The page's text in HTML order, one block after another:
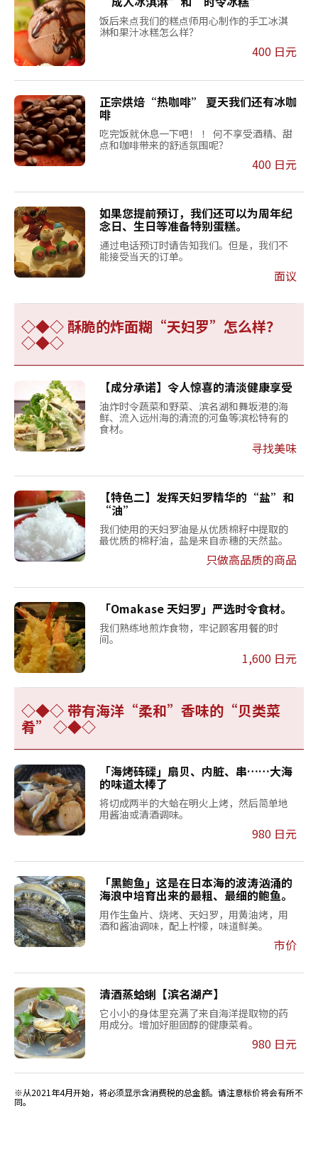
饭后来点我们的糕点师用心制作的手工冰淇
淋和果汁冰糕怎么样？
400 日元
正宗烘焙“热咖啡” 夏天我们还有冰咖
啡
吃完饭就休息一下吧！ ！ 何不享受酒精、甜
点和咖啡带来的舒适氛围呢？
400 日元
如果您提前预订，我们还可以为周年纪
念日、生日等准备特别蛋糕。
通过电话预订时请告知我们。但是，我们不
能接受当天的订单。
面议
◇◆◇ 酥脆的炸面糊“天妇罗”怎么样？
◇◆◇
【成分承诺】令人惊喜的清淡健康享受
油炸时令蔬菜和野菜、滨名湖和舞坂港的海
鲜、流入远州海的清流的河鱼等滨松特有的
食材。
寻找美味
【特色二】发挥天妇罗精华的“盐”和
“油”
我们使用的天妇罗油是从优质棉籽中提取的
最优质的棉籽油，盐是来自赤穗的天然盐。
只做高品质的商品
「Omakase 天妇罗」严选时令食材。
我们熟练地煎炸食物，牢记顾客用餐的时
间。
1,600 日元
◇◆◇ 带有海洋“柔和”香味的“贝类菜
肴” ◇◆◇
「海烤砗磲」扇贝、内脏、串……大海
的味道太棒了
将切成两半的大蛤在明火上烤，然后简单地
用酱油或清酒调味。
980 日元
「黑鲍鱼」这是在日本海的波涛汹涌的
海浪中培育出来的最粗、最细的鲍鱼。
用作生鱼片、烧烤、天妇罗，用黄油烤，用
酒和酱油调味，配上柠檬，味道鲜美。
市价
清酒蒸蛤蜊【滨名湖产】
它小小的身体里充满了来自海洋提取物的药
用成分。增加好胆固醇的健康菜肴。
980 日元
※从2021年4月开始，将必须显示含消费税的总金额。请注意标价将会有所不
同。